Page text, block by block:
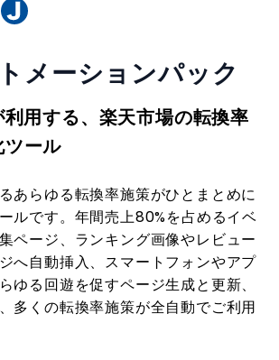
メーションパック
用する、楽天市場の転換率
ツール
あらゆる転換率施策がひとまとめに
ルです。年間売上80%を占めるイベ
ページ、ランキング画像やレビュー
へ自動挿入、スマートフォンやアプ
ゆる回遊を促すページ生成と更新、
多くの転換率施策が全自動でご利用